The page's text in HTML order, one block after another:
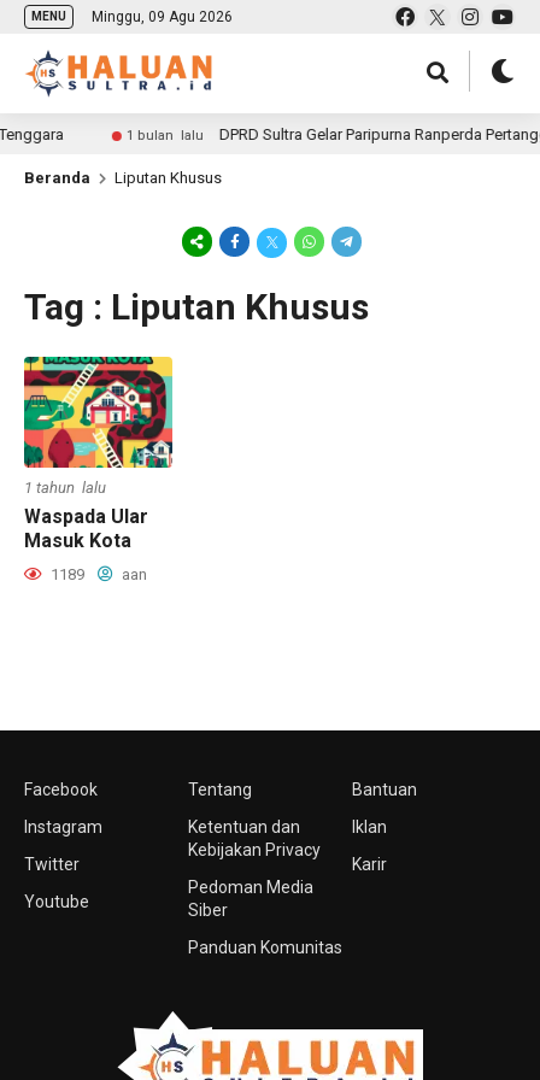
MENU Minggu, 09 Agu 2026
1 bulan lalu DPRD Sultra Gelar Paripurna Ranperda
Beranda Liputan Khusus
Tag : Liputan Khusus
1 tahun lalu
Waspada Ular
Masuk Kota
1189 aan
Facebook
Instagram
Twitter
Youtube
Tentang
Ketentuan dan
Kebijakan Privacy
Pedoman Media
Siber
Panduan Komunitas
Bantuan
Iklan
Karir